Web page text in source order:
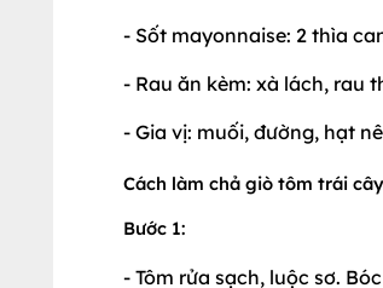
- Sốt mayonnaise: 2 thìa
- Rau ăn kèm: xà lách, rau
- Gia vị: muối, đường, hạt
Cách làm chả giò tôm trái
Bước 1:
- Tôm rửa sạch, luộc sơ.